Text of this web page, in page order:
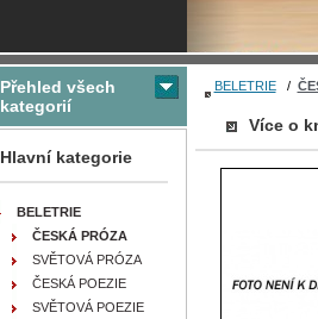
BELETRIE/
Více o
Přehled všech
kategorií
Hlavní kategorie
BELETRIE
ČESKÁ PRÓZA
SVĚTOVÁ PRÓZA
ČESKÁ POEZIE
SVĚTOVÁ POEZIE